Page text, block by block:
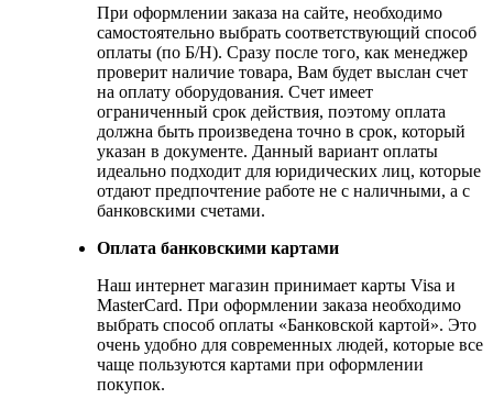
При оформлении заказа на сайте, необходимо
самостоятельно выбрать соответствующий способ
оплаты (по Б/Н). Сразу после того, как менеджер
проверит наличие товара, Вам будет выслан счет
на оплату оборудования. Счет имеет
ограниченный срок действия, поэтому оплата
должна быть произведена точно в срок, который
указан в документе. Данный вариант оплаты
идеально подходит для юридических лиц, которые
отдают предпочтение работе не с наличными, а с
банковскими счетами.
Оплата банковскими картами
Наш интернет магазин принимает карты Visa и
MasterCard. При оформлении заказа необходимо
выбрать способ оплаты «Банковской картой». Это
очень удобно для современных людей, которые все
чаще пользуются картами при оформлении
покупок.